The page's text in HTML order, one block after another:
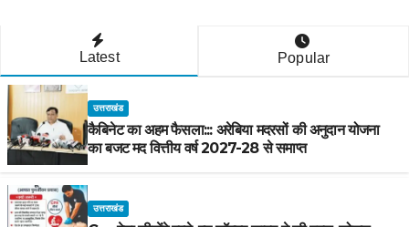
Latest Popular
उत्तराखंड
कैबिनेट का अहम फैसला::: अरेबिया मदरसों की अनुदान योजना
का बजट मद वित्तीय वर्ष 2027-28 से समाप्त
उत्तराखंड